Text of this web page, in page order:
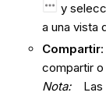
y
a una vista
Compartir:
compartir
Nota: